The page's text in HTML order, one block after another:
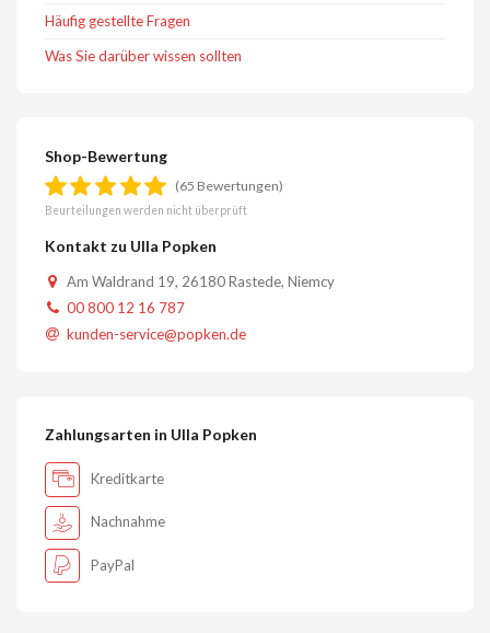
Häufig gestellte Fragen
Was Sie darüber wissen sollten
Shop-Bewertung
(65 Bewertungen)
Beurteilungen werden nicht überprüft
Kontakt zu Ulla Popken
Am Waldrand 19, 26180 Rastede, Niemcy
00 800 12 16 787
kunden-service@popken.de
Zahlungsarten in Ulla Popken
Kreditkarte
Nachnahme
PayPal